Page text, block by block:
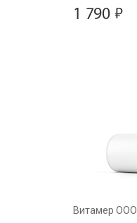
1 790
Витамер ООО